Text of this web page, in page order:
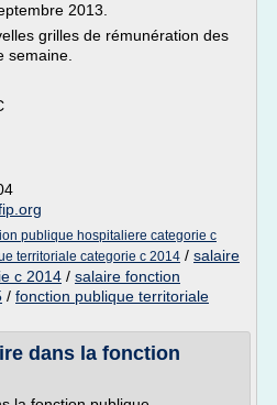
2013.
grilles de rémunération des
semaine.
publique hospitaliere categorie c
territoriale categorie c 2014 / salaire
c 2014 / salaire fonction
/ fonction publique territoriale
dans la fonction